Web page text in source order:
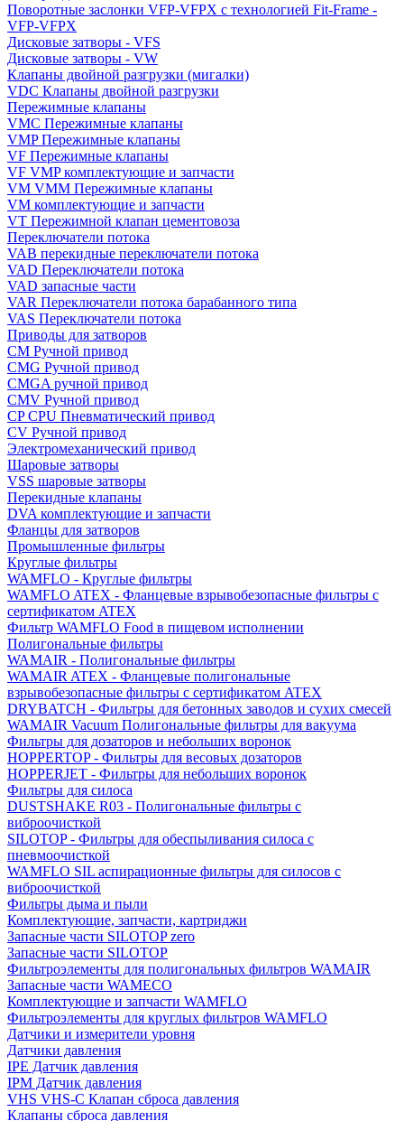
Поворотные заслонки VFP-VFPX с технологией Fit-Frame -
VFP-VFPX
Дисковые затворы - VFS
Дисковые затворы - VW
Клапаны двойной разгрузки (мигалки)
VDC Клапаны двойной разгрузки
Пережимные клапаны
VMC Пережимные клапаны
VMP Пережимные клапаны
VF Пережимные клапаны
VF VMP комплектующие и запчасти
VM VMM Пережимные клапаны
VM комплектующие и запчасти
VT Пережимной клапан цементовоза
Переключатели потока
VAB перекидные переключатели потока
VAD Переключатели потока
VAD запасные части
VAR Переключатели потока барабанного типа
VAS Переключатели потока
Приводы для затворов
СМ Ручной привод
CMG Ручной привод
CMGA ручной привод
CMV Ручной привод
CP CPU Пневматический привод
CV Ручной привод
Электромеханический привод
Шаровые затворы
VSS шаровые затворы
Перекидные клапаны
DVA комплектующие и запчасти
Фланцы для затворов
Промышленные фильтры
Круглые фильтры
WAMFLO - Круглые фильтры
WAMFLO ATEX - Фланцевые взрывобезопасные фильтры с
сертификатом ATEX
Фильтр WAMFLO Food в пищевом исполнении
Полигональные фильтры
WAMAIR - Полигональные фильтры
WAMAIR ATEX - Фланцевые полигональные
взрывобезопасные фильтры с сертификатом ATEX
DRYBATCH - Фильтры для бетонных заводов и сухих смесей
WAMAIR Vacuum Полигональные фильтры для вакуума
Фильтры для дозаторов и небольших воронок
HOPPERTOP - Фильтры для весовых дозаторов
HOPPERJET - Фильтры для небольших воронок
Фильтры для силоса
DUSTSHAKE R03 - Полигональные фильтры с
виброочисткой
SILOTOP - Фильтры для обеспыливания силоса c
пневмоочисткой
WAMFLO SIL аспирационные фильтры для силосов с
виброочисткой
Фильтры дыма и пыли
Комплектующие, запчасти, картриджи
Запасные части SILOTOP zero
Запасные части SILOTOP
Фильтроэлементы для полигональных фильтров WAMAIR
Запасные части WAMECO
Комплектующие и запчасти WAMFLO
Фильтроэлементы для круглых фильтров WAMFLO
Датчики и измерители уровня
Датчики давления
IPE Датчик давления
IPM Датчик давления
VHS VHS-C Клапан сброса давления
Клапаны сброса давления